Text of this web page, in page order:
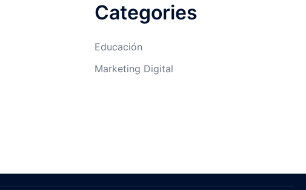
Categories
Educación
Marketing Digital